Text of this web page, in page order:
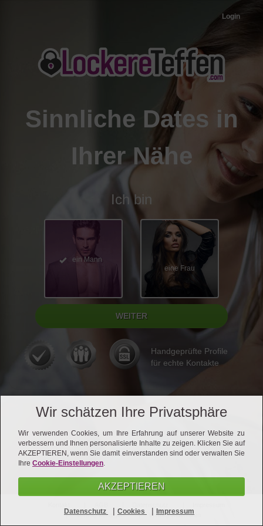
Login
Sinnliche Dates in
Ihrer Nähe
Ich bin
ein Mann
eine Frau
Handgeprüfte Profile
für echte Kontakte
Vertrag kündigen
Vertrag widerrufen
Wir schätzen Ihre Privatsphäre
Wir verwenden Cookies, um Ihre Erfahrung auf unserer Website zu
verbessern und Ihnen personalisierte Inhalte zu zeigen. Klicken Sie auf
AKZEPTIEREN, wenn Sie damit einverstanden sind oder verwalten Sie
Ihre Cookie-Einstellungen.
AKZEPTIEREN
Datenschutz | Cookies | Impressum